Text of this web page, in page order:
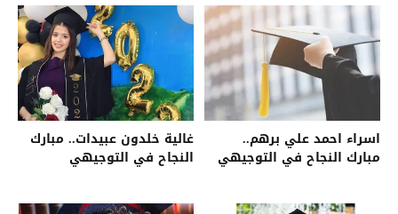
اسراء احمد علي برهم..
مبارك النجاح في التوجيهي
غالية خلدون عبيدات.. مبارك
النجاح في التوجيهي